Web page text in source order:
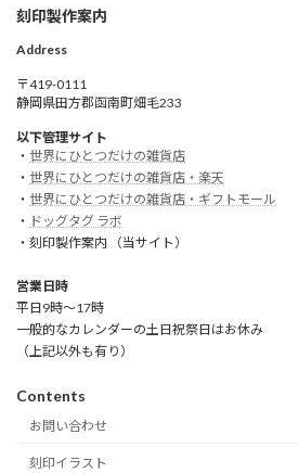
刻印製作案内
Address
〒419-0111
静岡県田方郡函南町畑毛233
以下管理サイト
・ 世界にひとつだけの雑貨店
・ 世界にひとつだけの雑貨店・楽天
・ 世界にひとつだけの雑貨店・ギフトモール
・ ドッグタグ ラボ
・刻印製作案内 （当サイト）
営業日時
平日9時～17時
一般的なカレンダーの土日祝祭日はお休み
（上記以外も有り）
Contents
お問い合わせ
刻印イラスト